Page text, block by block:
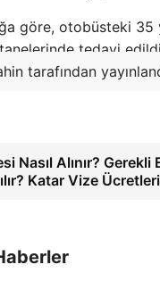
göre, otobüsteki
tedavi
tarafından
Nasıl Alınır? Gerekli
Katar Vize